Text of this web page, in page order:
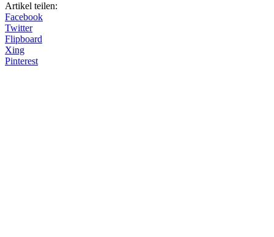
Artikel teilen:
Facebook
Twitter
Flipboard
Xing
Pinterest